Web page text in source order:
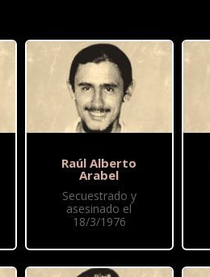
Raúl Alberto
Arabel
Secuestrado y
asesinado el
18/3/1976